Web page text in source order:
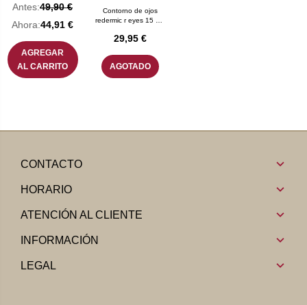
Ahora:44,91 €
Antes:49,90 €
AGREGAR
AL CARRITO
Contorno de ojos
redermic r eyes 15 mL
29,95 €
AGOTADO
CONTACTO
HORARIO
ATENCIÓN AL CLIENTE
INFORMACIÓN
LEGAL